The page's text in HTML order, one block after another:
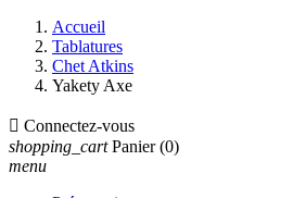
Accueil
Tablatures
Chet Atkins
Yakety Axe
 Connectez-vous
shopping_cart Panier (0)
menu